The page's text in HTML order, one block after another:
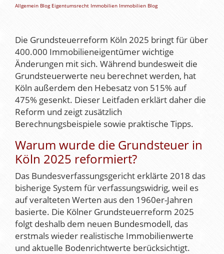
Allgemein Blog Eigentumsrecht Immobilien Immobilien Blog
Die Grundsteuerreform Köln 2025 bringt für über
400.000 Immobilieneigentümer wichtige
Änderungen mit sich. Während bundesweit die
Grundsteuerwerte neu berechnet werden, hat
Köln außerdem den Hebesatz von 515% auf
475% gesenkt. Dieser Leitfaden erklärt daher die
Reform und zeigt zusätzlich
Berechnungsbeispiele sowie praktische Tipps.
Warum wurde die Grundsteuer in
Köln 2025 reformiert?
Das Bundesverfassungsgericht erklärte 2018 das
bisherige System für verfassungswidrig, weil es
auf veralteten Werten aus den 1960er-Jahren
basierte. Die Kölner Grundsteuerreform 2025
folgt deshalb dem neuen Bundesmodell, das
erstmals wieder realistische Immobilienwerte
und aktuelle Bodenrichtwerte berücksichtigt.